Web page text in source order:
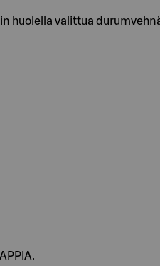
huolella valittua